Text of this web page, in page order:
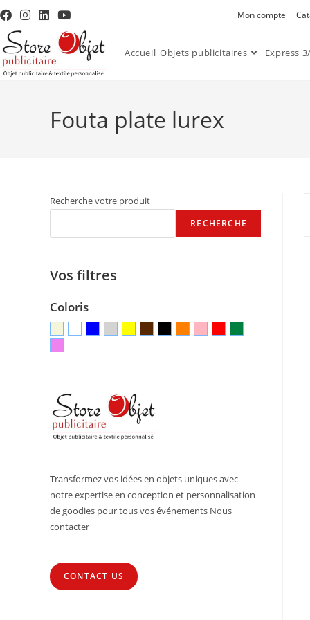
Mon compte
Accueil Objets publicitaires Express
Fouta plate lurex
Recherche votre produit
RECHERCHE
Vos filtres
Coloris
Transformez vos idées en objets uniques avec
notre expertise en conception et personnalisation
de goodies pour tous vos événements Nous
contacter
CONTACT US